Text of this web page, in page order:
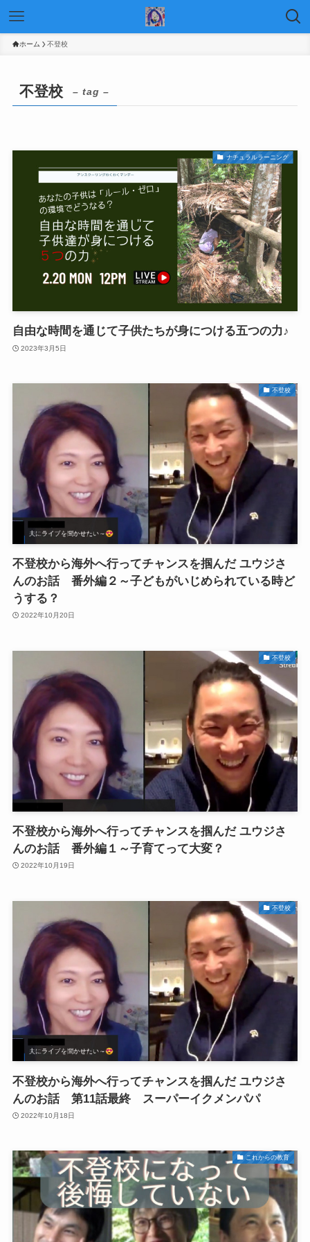
ホーム 不登校
不登校 – tag –
ナチュラルラーニング
自由な時間を通じて子供たちが身につける五つの力♪
2023年3月5日
不登校
不登校から海外へ行ってチャンスを掴んだ ユウジさ
んのお話 番外編２～子どもがいじめられている時ど
うする？
2022年10月20日
不登校
不登校から海外へ行ってチャンスを掴んだ ユウジさ
んのお話 番外編１～子育てって大変？
2022年10月19日
不登校
不登校から海外へ行ってチャンスを掴んだ ユウジさ
んのお話 第11話最終 スーパーイクメンパパ
2022年10月18日
これからの教育